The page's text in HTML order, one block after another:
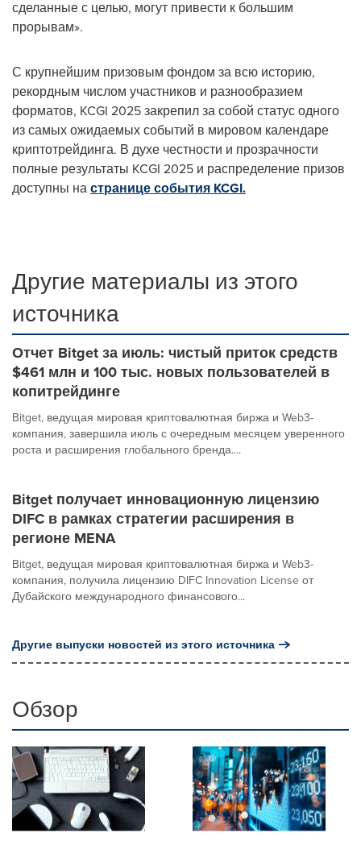
сделанные с целью, могут привести к большим
прорывам».
С крупнейшим призовым фондом за всю историю,
рекордным числом участников и разнообразием
форматов, KCGI 2025 закрепил за собой статус одного
из самых ожидаемых событий в мировом календаре
криптотрейдинга. В духе честности и прозрачности
полные результаты KCGI 2025 и распределение призов
доступны настранице события KCGI.
Другие материалы из этого
источника
Отчет Bitget за июль: чистый приток средств
$461 млн и 100 тыс. новых пользователей в
копитрейдинге
Bitget, ведущая мировая криптовалютная биржа и Web3-
компания, завершила июль с очередным месяцем уверенного
роста и расширения глобального бренда....
Bitget получает инновационную лицензию
DIFC в рамках стратегии расширения в
регионе MENA
Bitget, ведущая мировая криптовалютная биржа и Web3-
компания, получила лицензию DIFC Innovation License от
Дубайского международного финансового...
Другие выпуски новостей из этого источника
Обзор